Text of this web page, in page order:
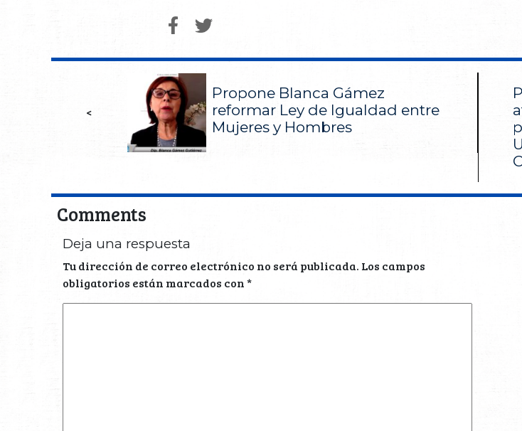
<
Propone Blanca Gámez
reformar Ley de Igualdad entre
Mujeres y Hombres
Comments
Deja una respuesta
Tu dirección de correo electrónico no será publicada. Los campos
obligatorios están marcados con*